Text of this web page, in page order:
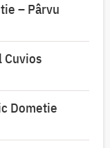
– Pârvu
Cuvios
Dometie